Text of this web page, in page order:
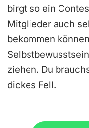
birgt so ein
Mitglieder auch
bekommen
ziehen. Du
dickes Fell.